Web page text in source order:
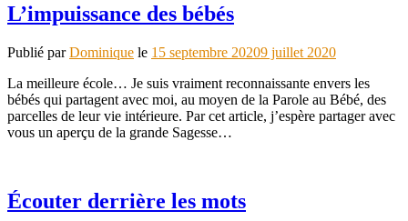
L’impuissance des bébés
Publié parDominique le 15 septembre 20209 juillet 2020
La meilleure école… Je suis vraiment reconnaissante envers les
bébés qui partagent avec moi, au moyen de la Parole au Bébé, des
parcelles de leur vie intérieure. Par cet article, j’espère partager avec
vous un aperçu de la grande Sagesse…
Écouter derrière les mots